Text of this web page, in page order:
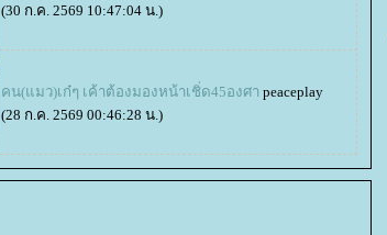
(30 ก.ค. 2569 10:47:04 น.)
คน(แมว)เก๋ๆ เค้าต้องมองหน้าเชิ่ด45องศา peaceplay
(28 ก.ค. 2569 00:46:28 น.)